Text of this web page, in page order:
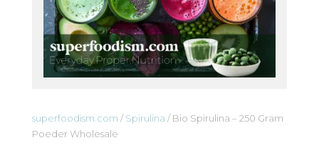
superfoodism.com / Spirulina / Bio Spirulina – 250 Gram
Poeder Wholesale